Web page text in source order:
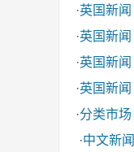
·英国新闻
·英国新闻
·英国新闻
·英国新闻
·分类市场
·中文新闻